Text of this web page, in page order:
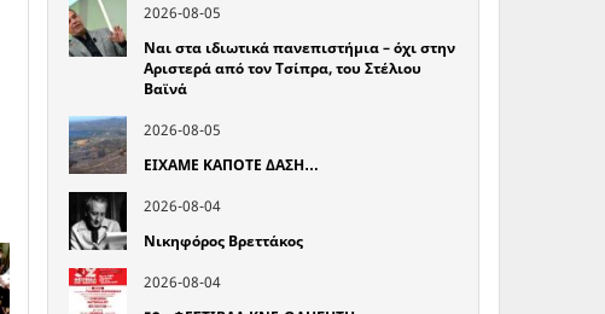
2026-08-05
Ναι στα ιδιωτικά πανεπιστήμια – όχι στην
Αριστερά από τον Τσίπρα, του Στέλιου
Βαϊνά
2026-08-05
ΕΙΧΑΜΕ ΚΑΠΟΤΕ ΔΑΣΗ…
2026-08-04
Νικηφόρος Βρεττάκος
2026-08-04